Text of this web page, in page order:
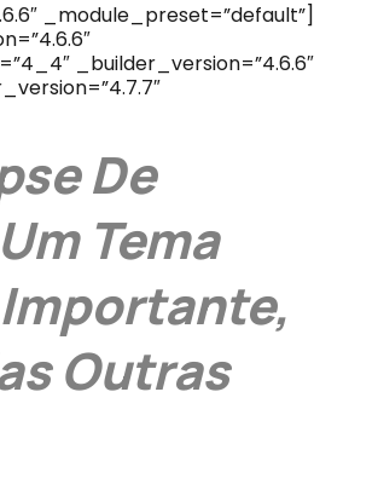
_module_preset=”default”]
_builder_version=”4.6.6″
De
Tema
Outras